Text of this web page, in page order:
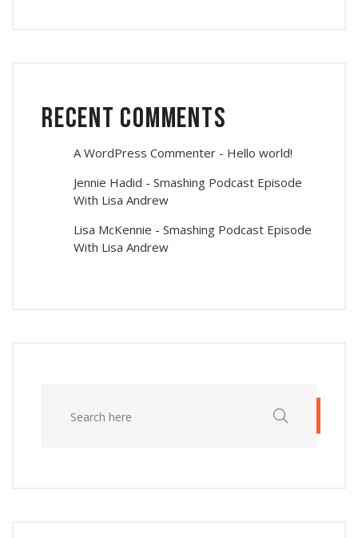
Recent Comments
A WordPress Commenter - Hello world!
Jennie Hadid - Smashing Podcast Episode
With Lisa Andrew
Lisa McKennie - Smashing Podcast Episode
With Lisa Andrew